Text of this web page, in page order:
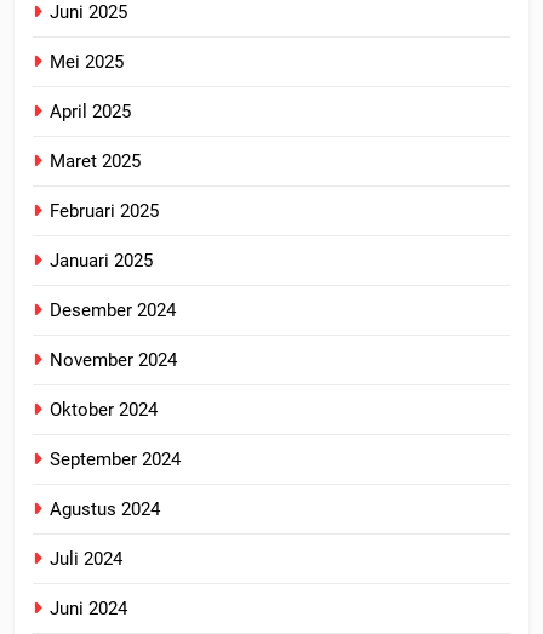
Juni 2025
Mei 2025
April 2025
Maret 2025
Februari 2025
Januari 2025
Desember 2024
November 2024
Oktober 2024
September 2024
Agustus 2024
Juli 2024
Juni 2024